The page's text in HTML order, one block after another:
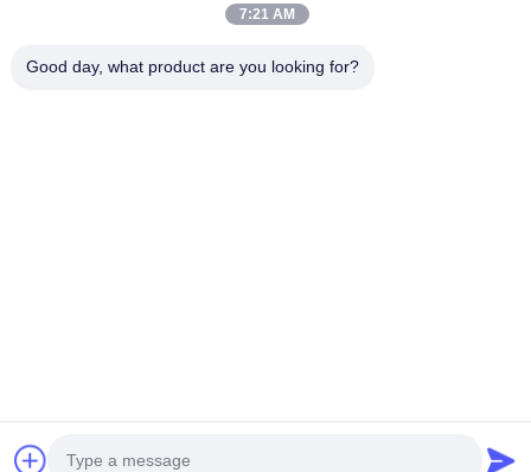
28 তম, জিউয়ান আরডি, জিউলি ইন্ডাস্ট্রিয়াল জোন, শাংওয়াং। রুইয়ান শহর, ঝেজিয়াং,
কারখানার ঠিকানা
7:21 AM
Good day, what product are you looking for?